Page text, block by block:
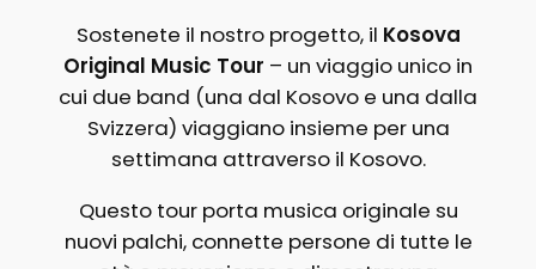
Sostenete il nostro progetto, il Kosova
Original Music Tour – un viaggio unico in
cui due band (una dal Kosovo e una dalla
Svizzera) viaggiano insieme per una
settimana attraverso il Kosovo.
Questo tour porta musica originale su
nuovi palchi, connette persone di tutte le